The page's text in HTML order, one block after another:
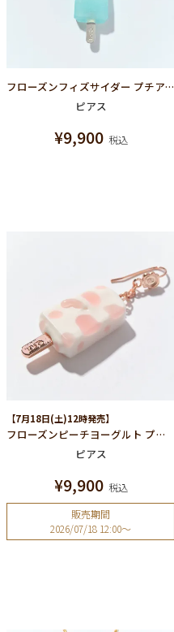
フローズンフィズサイダー プチアイスキャンディー ピアス
ピアス
¥9,900 税込
【7月18日(土)12時発売】
フローズンピーチヨーグルト プチアイスキャンディー ピアス
ピアス
¥9,900 税込
販売期間
2026/07/18 12:00〜